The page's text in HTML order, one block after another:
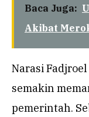
Baca Juga:
Akibat
Narasi
semakin
pemerintah.